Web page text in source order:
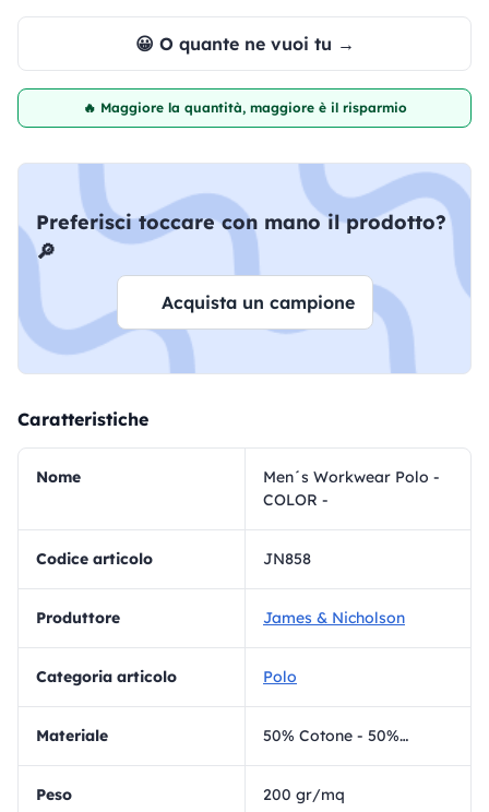
😀 O quante ne vuoi tu →
🔥 Maggiore la quantità, maggiore è il risparmio
Preferisci toccare con mano il prodotto?
🔎
Acquista un campione
Caratteristiche
Nome
Men´s Workwear Polo -
COLOR -
Codice articolo JN858
Produttore James & Nicholson
Categoria articolo Polo
materiale 50% Cotone - 50% Poliestere
Peso 200 gr/mq